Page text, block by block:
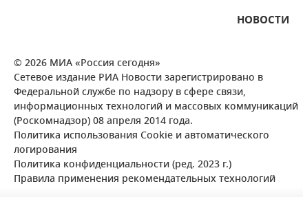
НОВОСТИ
© 2026 МИА «Россия сегодня»
Сетевое издание РИА Новости зарегистрировано в
Федеральной службе по надзору в сфере связи,
информационных технологий и массовых коммуникаций
(Роскомнадзор) 08 апреля 2014 года.
Политика использования Cookie и автоматического
логирования
Политика конфиденциальности (ред. 2023 г.)
Правила применения рекомендательных технологий